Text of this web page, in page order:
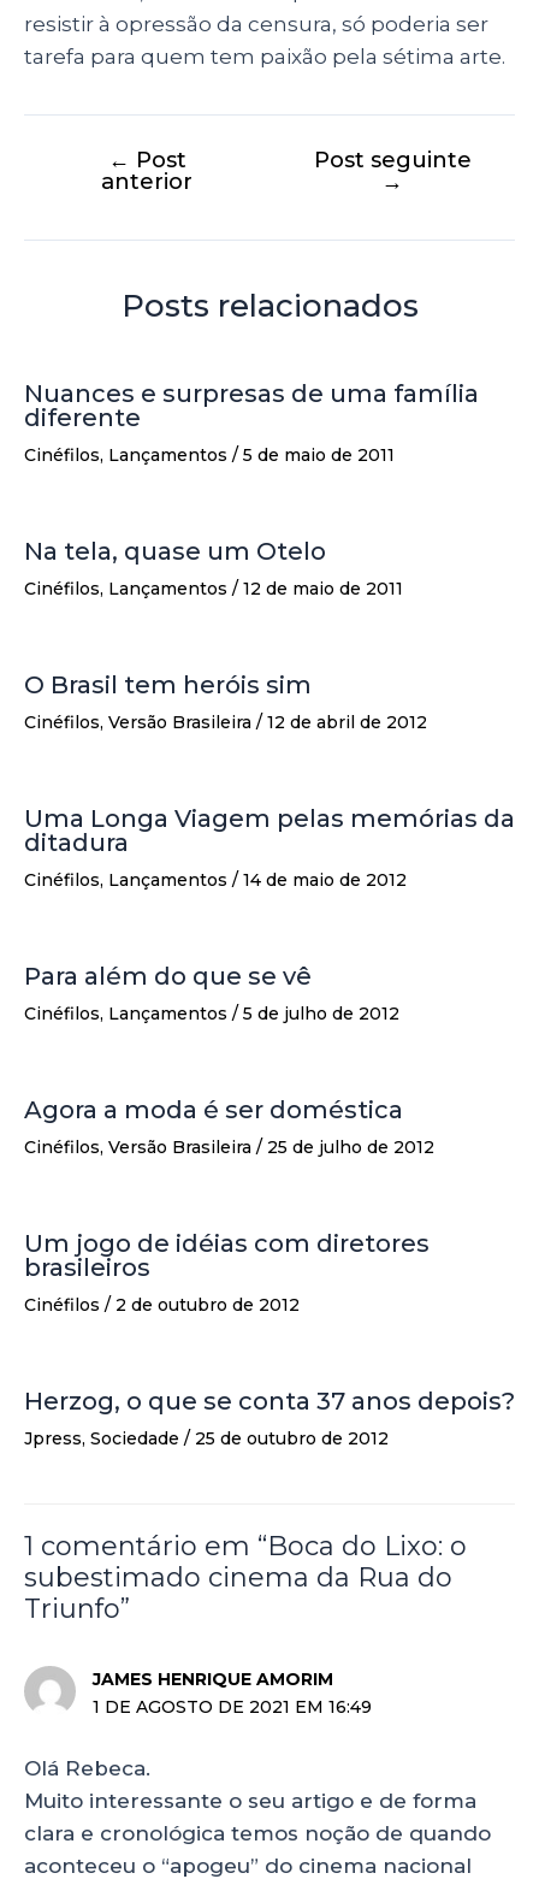
resistir à opressão da censura, só poderia ser
tarefa para quem tem paixão pela sétima arte.
← Post
anterior
Post seguinte
→
Posts relacionados
Nuances e surpresas de uma família
diferente
Cinéfilos, Lançamentos / 5 de maio de 2011
Na tela, quase um Otelo
Cinéfilos, Lançamentos / 12 de maio de 2011
O Brasil tem heróis sim
Cinéfilos, Versão Brasileira / 12 de abril de 2012
Uma Longa Viagem pelas memórias da
ditadura
Cinéfilos, Lançamentos / 14 de maio de 2012
Para além do que se vê
Cinéfilos, Lançamentos / 5 de julho de 2012
Agora a moda é ser doméstica
Cinéfilos, Versão Brasileira / 25 de julho de 2012
Um jogo de idéias com diretores
brasileiros
Cinéfilos / 2 de outubro de 2012
Herzog, o que se conta 37 anos depois?
Jpress, Sociedade / 25 de outubro de 2012
1 comentário em “Boca do Lixo: o
subestimado cinema da Rua do
Triunfo”
JAMES HENRIQUE AMORIM
1 DE AGOSTO DE 2021 EM 16:49
Olá Rebeca.
Muito interessante o seu artigo e de forma
clara e cronológica temos noção de quando
aconteceu o “apogeu” do cinema nacional